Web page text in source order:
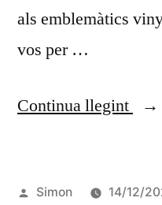
als emblemàtics
vos per …
Continua llegint
Simon 14/12/